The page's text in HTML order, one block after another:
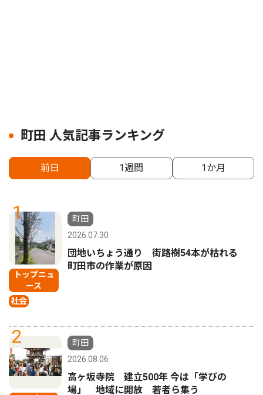
町田 人気記事ランキング
前日 1週間 1か月
1
トップニュ
ース
社会
町田
2026.07.30
団地いちょう通り 街路樹54本が枯れる
町田市の作業が原因
2
町田
2026.08.06
高ヶ坂寺院 建立500年 今は「学びの
場」 地域に開放 若者ら集う